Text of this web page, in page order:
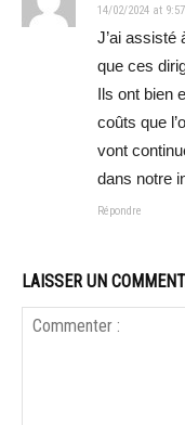
14/02/2024 at
J’ai assisté
que ces
Ils ont bien
coûts que
vont
dans notre
Répondre
LAISSER UN